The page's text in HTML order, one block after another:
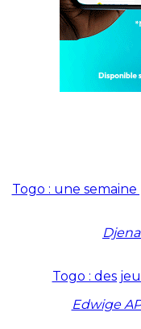
Togo : une
Djena
Togo : des
Edwige